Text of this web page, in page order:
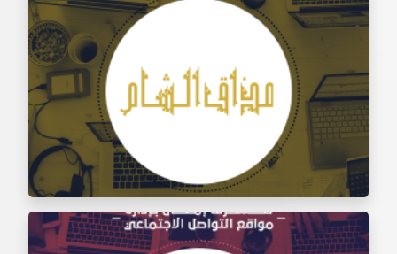
إدارة السوشيال ميديا شركة زوايا للديكور